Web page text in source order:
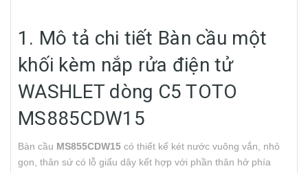
1. Mô tả chi tiết Bàn cầu một
khối kèm nắp rửa điện tử
WASHLET dòng C5 TOTO
MS885CDW15
Bàn cầu MS855CDW15 có thiết kế két nước vuông vắn, nhỏ
gọn, thân sứ có lỗ giấu dây kết hợp với phần thân hở phía